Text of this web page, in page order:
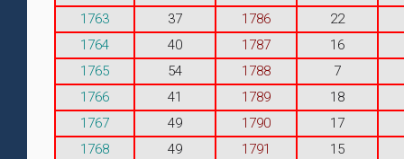
1763
37 1786
22
1764
40 1787
16
1765
54 1788
7
1766
41 1789
18
1767
49 1790
17
1768
49 1791
15